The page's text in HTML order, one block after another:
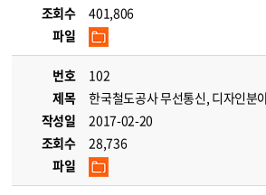
조회수
401,806
파일
번호
102
제목
한국철도공사 무선통신, 디자인분
작성일
2017-02-20
조회수
28,736
파일